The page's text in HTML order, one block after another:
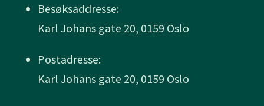
Besøksaddresse:
Karl Johans gate 20, 0159 Oslo
Postadresse:
Karl Johans gate 20, 0159 Oslo